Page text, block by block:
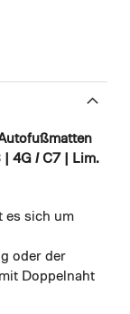
4G / C7 | Lim.
es sich um
oder der
Doppelnaht